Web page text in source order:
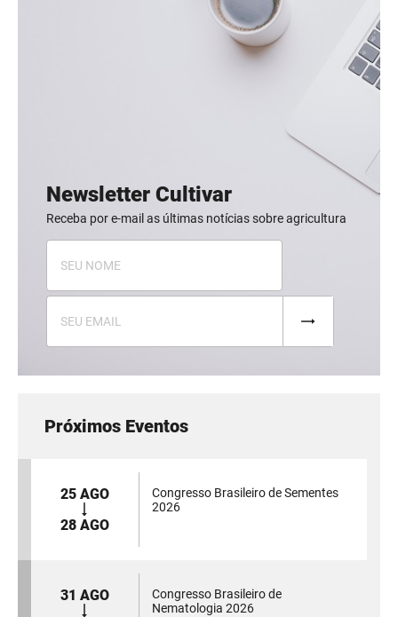
Newsletter Cultivar
Receba por e-mail as últimas notícias sobre agricultura
Próximos Eventos
25 AGO
28 AGO
Congresso Brasileiro de Sementes
2026
31 AGO
Congresso Brasileiro de
Nematologia 2026